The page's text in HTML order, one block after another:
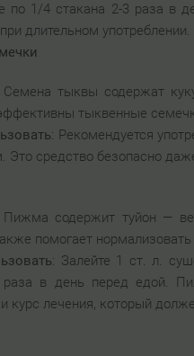
по 1/4 стакана 2-3 раза в
длительном употреблении.
Семена тыквы содержат
тыквенные
: Рекомендуется
Это средство безопасно
Пижма содержит туйон —
помогает
: Залейте 1 ст. л.
раза в день перед едой.
курс лечения, который